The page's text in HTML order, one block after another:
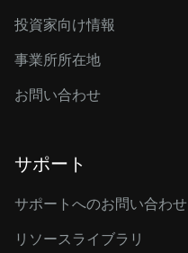
投資家向け情報
事業所所在地
お問い合わせ
サポート
サポートへのお問い合わせ
リソースライブラリ